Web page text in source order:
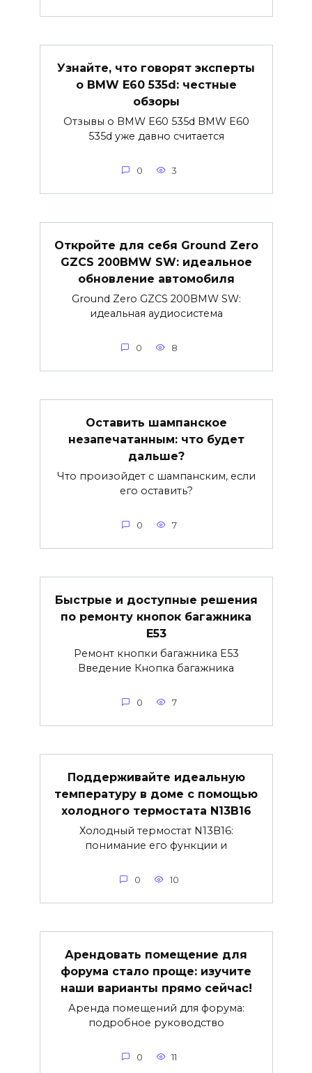
Узнайте, что говорят эксперты
о BMW E60 535d: честные
обзоры
Отзывы о BMW E60 535d BMW E60
535d уже давно считается
0 3
Откройте для себя Ground Zero
GZCS 200BMW SW: идеальное
обновление автомобиля
Ground Zero GZCS 200BMW SW:
идеальная аудиосистема
0 8
Оставить шампанское
незапечатанным: что будет
дальше?
Что произойдет с шампанским, если
его оставить?
0 7
Быстрые и доступные решения
по ремонту кнопок багажника
E53
Ремонт кнопки багажника E53
Введение Кнопка багажника
0 7
Поддерживайте идеальную
температуру в доме с помощью
холодного термостата N13B16
Холодный термостат N13B16:
понимание его функции и
0 10
Арендовать помещение для
форума стало проще: изучите
наши варианты прямо сейчас!
Аренда помещений для форума:
подробное руководство
0 11